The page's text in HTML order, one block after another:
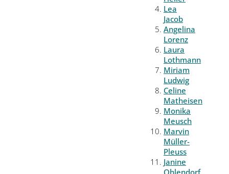
Lea
Jacob
Angelina
Lorenz
Laura
Lothmann
Miriam
Ludwig
Celine
Matheisen
Monika
Meusch
Marvin
Müller-
Pleuss
Janine
Ohlendorf